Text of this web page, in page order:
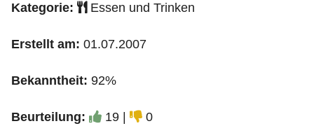
Kategorie: Essen und Trinken
Erstellt am: 01.07.2007
Bekanntheit: 92%
Beurteilung: 19 | 0